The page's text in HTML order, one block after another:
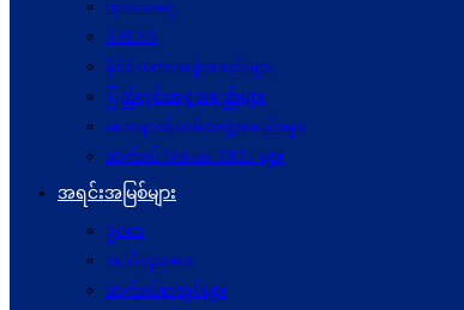
ကုလသမဂ္ဂ
ASEAN
နိုင်ငံတကာအဖွဲ့အစည်းများ
ပြည်တွင်းအဖွဲ့အစည်းများ
စေတနာ့ဝန်ထမ်းအဖွဲ့အစည်းများ
ဆက်စပ် Website URLs များ
အရင်းအမြစ်များ
ဥပဒေ
အသိပညာပေး
ဆက်စပ်စာအုပ်များ